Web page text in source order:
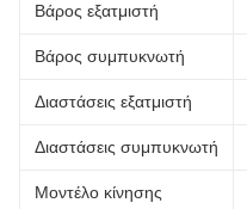
Βάρος εξατμιστή
Βάρος συμπυκνωτή
Διαστάσεις εξατμιστή
Διαστάσεις συμπυκνωτή
Μοντέλο κίνησης